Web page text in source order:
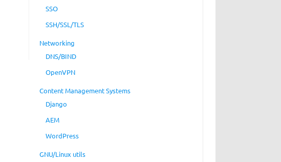
SSO
SSH/SSL/TLS
Networking
DNS/BIND
OpenVPN
Content Management Systems
Django
AEM
WordPress
GNU/Linux utils